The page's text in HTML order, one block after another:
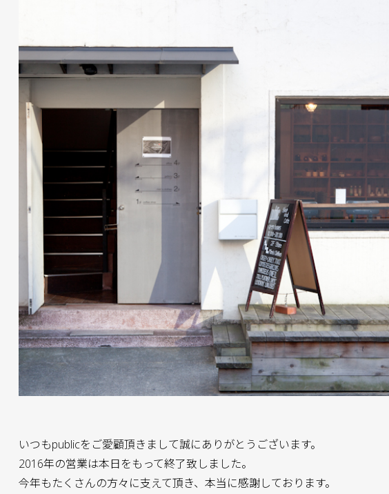
いつもpublicをご愛顧頂きまして誠にありがとうございます。
2016年の営業は本日をもって終了致しました。
今年もたくさんの方々に支えて頂き、本当に感謝しております。